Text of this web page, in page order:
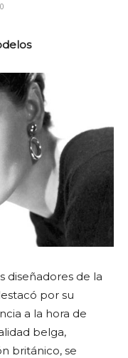
diseñadores de la
por su
a la hora de
belga,
británico, se